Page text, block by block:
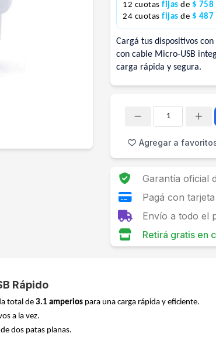
12 cuotas fijas de $ 758
24 cuotas fijas de $ 487
Cargá tus dispositivos
con cable Micro-USB
carga rápida y segura.
Agregar a
Garantía oficial
Pagá con
Envío a todo el
Retirá gratis en
Rápido
total de 3.1 amperios para una carga rápida y eficiente.
a la vez.
dos patas planas.